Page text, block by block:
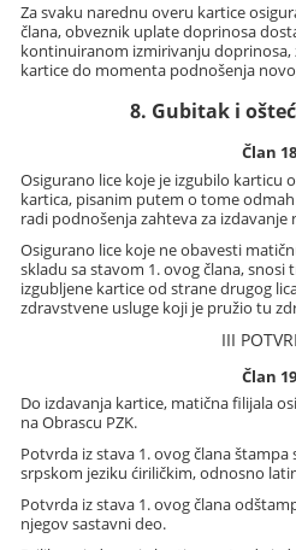
Za svaku narednu overu kartice
člana, obveznik uplate doprinosa
kontinuiranom izmirivanju doprinosa,
kartice do momenta podnošenja
8. Gubitak i
Član 18
Osigurano lice koje je izgubilo karticu
kartica, pisanim putem o tome
radi podnošenja zahteva za izdavanje
Osigurano lice koje ne obavesti
skladu sa stavom 1. ovog člana,
izgubljene kartice od strane drugog
zdravstvene usluge koji je pružio tu
III
Član 19
Do izdavanja kartice, matična filijala
na Obrascu PZK.
Potvrda iz stava 1. ovog člana štampa
srpskom jeziku ćiriličkim, odnosno
Potvrda iz stava 1. ovog člana
njegov sastavni deo.